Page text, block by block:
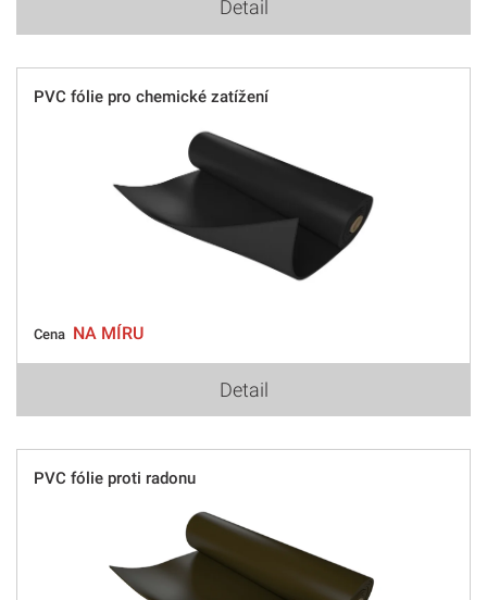
Detail
PVC fólie pro chemické zatížení
Cena NA MÍRU
Detail
PVC fólie proti radonu